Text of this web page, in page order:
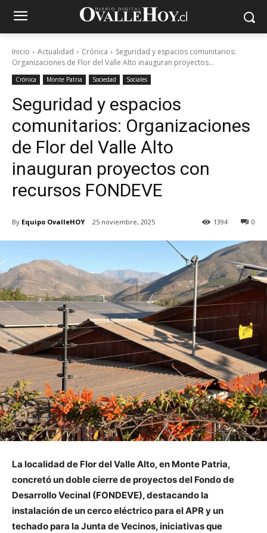
Inicio Actualidad Crónica
Seguridad y espacios comunitarios:
Organizaciones de Flor del Valle Alto inauguran proyectos...
Crónica Monte Patria Sociedad Sociales
Seguridad y espacios
comunitarios: Organizaciones
de Flor del Valle Alto
inauguran proyectos con
recursos FONDEVE
By Equipo OvalleHOY 25 noviembre, 2025 0
1394
La localidad de Flor del Valle Alto, en Monte Patria,
concretó un doble cierre de proyectos del Fondo de
Desarrollo Vecinal (FONDEVE), destacando la
instalación de un cerco eléctrico para el APR y un
techado para la Junta de Vecinos, iniciativas que